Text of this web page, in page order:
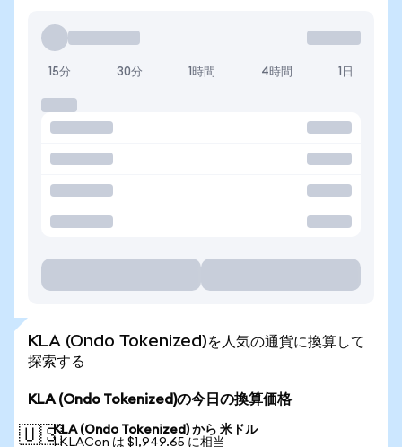
15分 30分 1時間 4時間 1日
KLA (Ondo Tokenized)を人気の通貨に換算して
探索する
KLA (Ondo Tokenized)の今日の換算価格
🇺🇸KLA (Ondo Tokenized) から 米ドル
1 KLACon は $1,949.65 に相当